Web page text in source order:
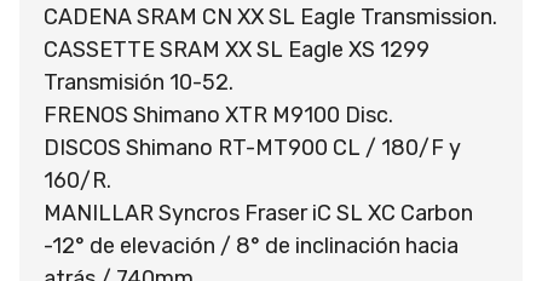
CADENA SRAM CN XX SL Eagle Transmission.
CASSETTE SRAM XX SL Eagle XS 1299
Transmisión 10-52.
FRENOS Shimano XTR M9100 Disc.
DISCOS Shimano RT-MT900 CL / 180/F y
160/R.
MANILLAR Syncros Fraser iC SL XC Carbon
-12° de elevación / 8° de inclinación hacia